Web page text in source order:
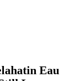
Eau